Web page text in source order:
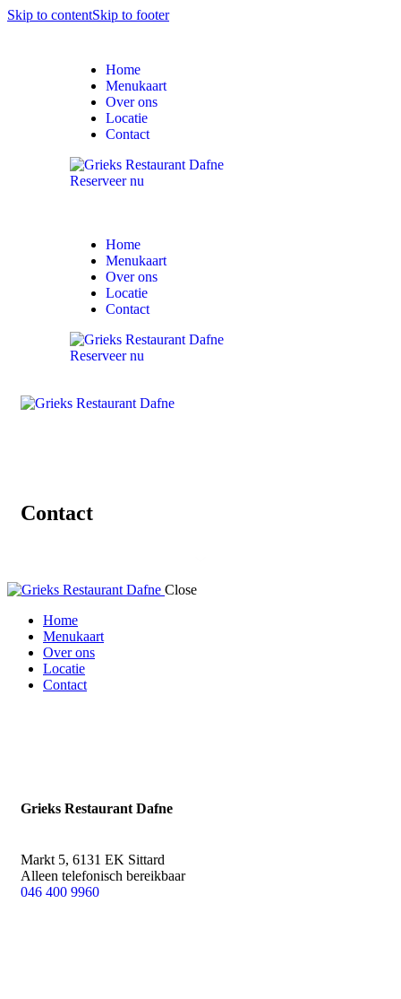
Skip to contentSkip to footer
Home
Menukaart
Over ons
Locatie
Contact
Reserveer nu
Home
Menukaart
Over ons
Locatie
Contact
Reserveer nu
Contact
Close
Home
Menukaart
Over ons
Locatie
Contact
Grieks Restaurant Dafne
Markt 5, 6131 EK Sittard
Alleen telefonisch bereikbaar
046 400 9960